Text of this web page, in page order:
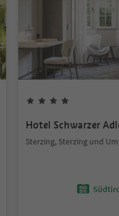
Hotel Schwarzer
Sterzing, Sterzing und